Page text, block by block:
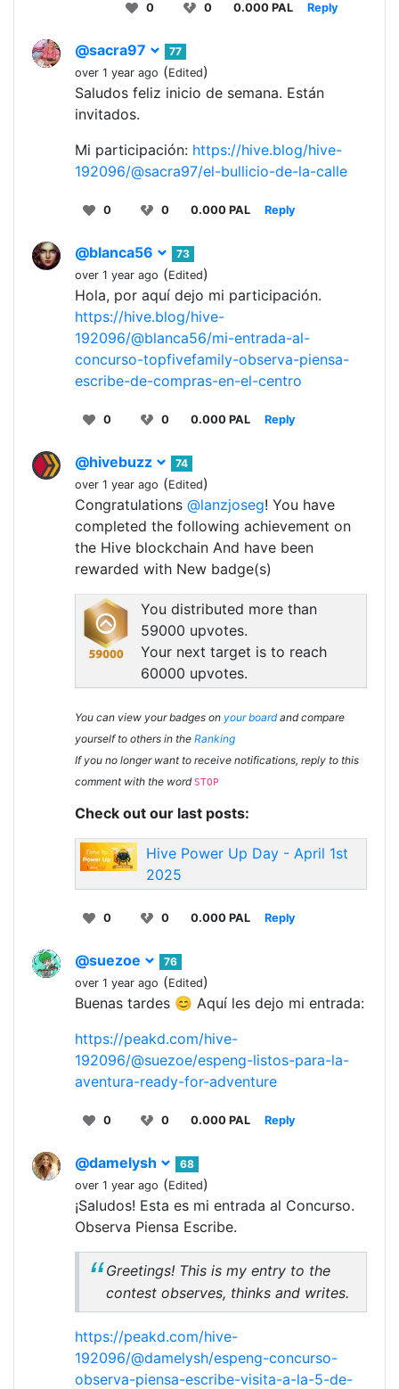
0 0 0.000 PAL Reply
@sacra97
77
over 1 year ago (Edited)
Saludos feliz inicio de semana. Están
invitados.
Mi participación: https://hive.blog/hive-
192096/@sacra97/el-bullicio-de-la-calle
0 0 0.000 PAL Reply
@blanca56
73
over 1 year ago (Edited)
Hola, por aquí dejo mi participación.
https://hive.blog/hive-
192096/@blanca56/mi-entrada-al-
concurso-topfivefamily-observa-piensa-
escribe-de-compras-en-el-centro
0 0 0.000 PAL Reply
@hivebuzz
74
over 1 year ago (Edited)
Congratulations @lanzjoseg! You have
completed the following achievement on
the Hive blockchain And have been
rewarded with New badge(s)
You distributed more than
59000 upvotes.
Your next target is to reach
60000 upvotes.
You can view your badges on your boardand compare
yourself to others in the Ranking
If you no longer want to receive notifications, reply to this
comment with the word STOP
Check out our last posts:
Hive Power Up Day - April 1st
2025
0 0 0.000 PAL Reply
@suezoe
76
over 1 year ago (Edited)
Buenas tardes 😊 Aquí les dejo mi entrada:
https://peakd.com/hive-
192096/@suezoe/espeng-listos-para-la-
aventura-ready-for-adventure
0 0 0.000 PAL Reply
@damelysh
68
over 1 year ago (Edited)
¡Saludos! Esta es mi entrada al Concurso.
Observa Piensa Escribe.
Greetings! This is my entry to the
contest observes, thinks and writes.
https://peakd.com/hive-
192096/@damelysh/espeng-concurso-
observa-piensa-escribe-visita-a-la-5-de-